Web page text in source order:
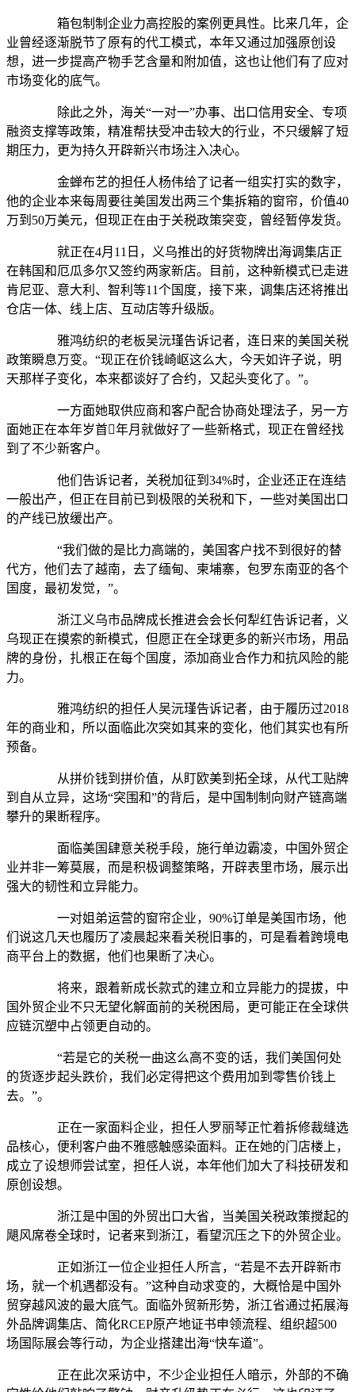
箱包制制企业力高控股的案例更具性。比来几年，企
业曾经逐渐脱节了原有的代工模式，本年又通过加强原创设
想，进一步提高产物手艺含量和附加值，这也让他们有了应对
市场变化的底气。
除此之外，海关“一对一”办事、出口信用安全、专项
融资支撑等政策，精准帮扶受冲击较大的行业，不只缓解了短
期压力，更为持久开辟新兴市场注入决心。
金蝉布艺的担任人杨伟给了记者一组实打实的数字，
他的企业本来每周要往美国发出两三个集拆箱的窗帘，价值40
万到50万美元，但现正在由于关税政策突变，曾经暂停发货。
就正在4月11日，义乌推出的好货物牌出海调集店正
在韩国和厄瓜多尔又签约两家新店。目前，这种新模式已走进
肯尼亚、意大利、智利等11个国度，接下来，调集店还将推出
仓店一体、线上店、互动店等升级版。
雅鸿纺织的老板吴沅瑾告诉记者，连日来的美国关税
政策瞬息万变。“现正在价钱崎岖这么大，今天如许子说，明
天那样子变化，本来都谈好了合约，又起头变化了。”。
一方面她取供应商和客户配合协商处理法子，另一方
面她正在本年岁首年月就做好了一些新格式，现正在曾经找
到了不少新客户。
他们告诉记者，关税加征到34%时，企业还正在连结
一般出产，但正在目前已到极限的关税和下，一些对美国出口
的产线已放缓出产。
“我们做的是比力高端的，美国客户找不到很好的替
代方，他们去了越南，去了缅甸、柬埔寨，包罗东南亚的各个
国度，最初发觉，”。
浙江义乌市品牌成长推进会会长何犁红告诉记者，义
乌现正在摸索的新模式，但愿正在全球更多的新兴市场，用品
牌的身份，扎根正在每个国度，添加商业合作力和抗风险的能
力。
雅鸿纺织的担任人吴沅瑾告诉记者，由于履历过2018
年的商业和，所以面临此次突如其来的变化，他们其实也有所
预备。
从拼价钱到拼价值，从盯欧美到拓全球，从代工贴牌
到自从立异，这场“突围和”的背后，是中国制制向财产链高端
攀升的果断程序。
面临美国肆意关税手段，施行单边霸凌，中国外贸企
业并非一筹莫展，而是积极调整策略，开辟表里市场，展示出
强大的韧性和立异能力。
一对姐弟运营的窗帘企业，90%订单是美国市场，他
们说这几天也履历了凌晨起来看关税旧事的，可是看着跨境电
商平台上的数据，他们也果断了决心。
将来，跟着新成长款式的建立和立异能力的提拔，中
国外贸企业不只无望化解面前的关税困局，更可能正在全球供
应链沉塑中占领更自动的。
“若是它的关税一曲这么高不变的话，我们美国何处
的货逐步起头跌价，我们必定得把这个费用加到零售价钱上
去。”。
正在一家面料企业，担任人罗丽琴正忙着拆修裁缝选
品核心，便利客户曲不雅感触感染面料。正在她的门店楼上，
成立了设想师尝试室，担任人说，本年他们加大了科技研发和
原创设想。
浙江是中国的外贸出口大省，当美国关税政策搅起的
飓风席卷全球时，记者来到浙江，看望沉压之下的外贸企业。
正如浙江一位企业担任人所言，“若是不去开辟新市
场，就一个机遇都没有。”这种自动求变的，大概恰是中国外
贸穿越风波的最大底气。面临外贸新形势，浙江省通过拓展海
外品牌调集店、简化RCEP原产地证书申领流程、组织超500
场国际展会等行动，为企业搭建出海“快车道”。
正在此次采访中，不少企业担任人暗示，外部的不确